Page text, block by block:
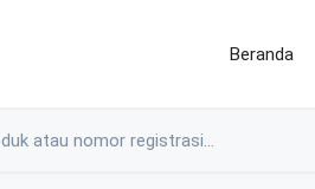
Beranda